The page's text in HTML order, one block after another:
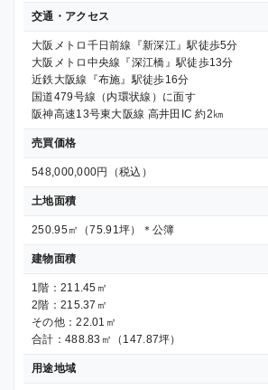
交通・アクセス
大阪メトロ千日前線『新深江』駅徒歩5分
大阪メトロ中央線『深江橋』駅徒歩13分
近鉄大阪線『布施』駅徒歩16分
国道479号線（内環状線）に面す
阪神高速13号東大阪線 高井田IC 約2㎞
売買価格
548,000,000円（税込）
土地面積
250.95㎡（75.91坪）＊公簿
建物面積
1階：211.45㎡
2階：215.37㎡
その他：22.01㎡
合計：488.83㎡（147.87坪）
用途地域